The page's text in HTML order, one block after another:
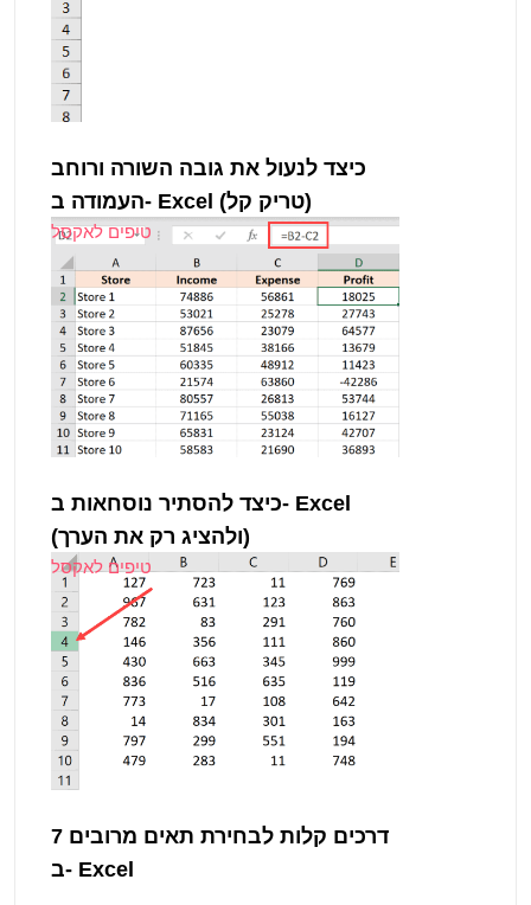
כיצד לנעול את גובה השורה ורוחב
העמודה ב- Excel (טריק קל)
טיפים לאקסל
כיצד להסתיר נוסחאות ב- Excel
(ולהציג רק את הערך)
טיפים לאקסל
7 דרכים קלות לבחירת תאים מרובים
ב- Excel